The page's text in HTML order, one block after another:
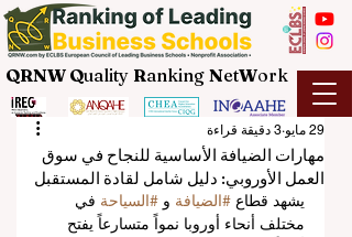
QRNW Quality Ranking NetWork
مهارات الضيافة الأساسية للنجاح في سوق
العمل الأوروبي: دليل شامل لقادة المستقبل
29 مايو 3 دقيقة قراءة
يشهد قطاع #الضيافة و #السياحة في
مختلف أنحاء أوروبا نمواً متسارعاً يفتح